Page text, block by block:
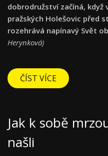
dobrodružství začíná, když
pražských Holešovic před
rozehrává napínavý Svět
Herynková)
ČÍST VÍCE
Jak k sobě
našli